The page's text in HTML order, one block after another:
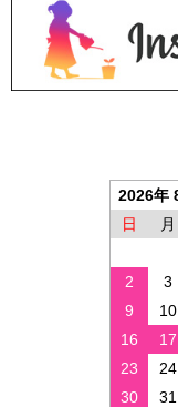
2026年
日
月
2
3
9
10
16
17
23
24
30
31